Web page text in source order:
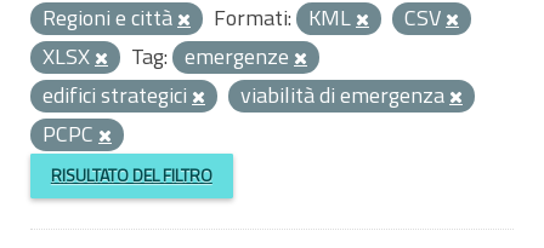
Regioni e città
Formati: KML
CSV
XLSX
Tag: emergenze
edifici strategici
viabilità di emergenza
PCPC
RISULTATO DEL FILTRO